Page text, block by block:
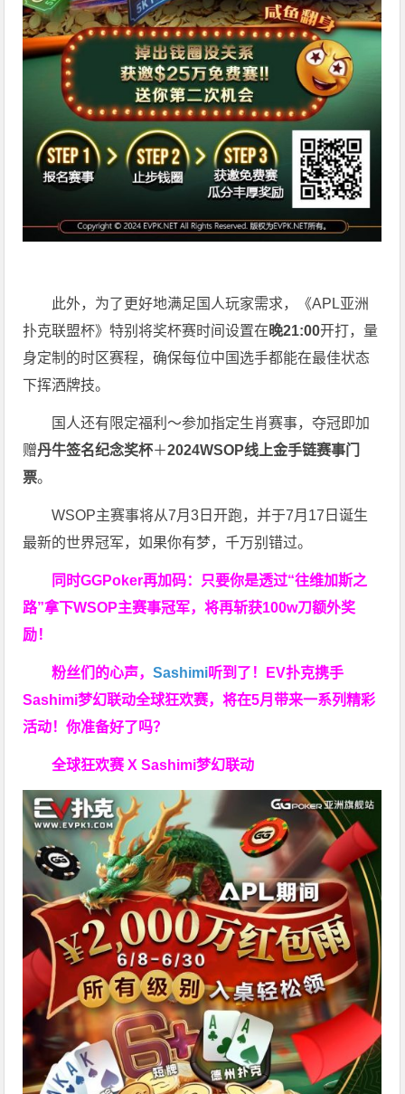
此外，为了更好地满足国人玩家需求，《APL亚洲
扑克联盟杯》特别将奖杯赛时间设置在 晚21:00开打，量
身定制的时区赛程，确保每位中国选手都能在最佳状态
下挥洒牌技。
国人还有限定福利～参加指定生肖赛事，夺冠即加
赠丹牛签名纪念奖杯＋2024WSOP线上金手链赛事门
票。
WSOP主赛事将从7月3日开跑，并于7月17日诞生
最新的世界冠军，如果你有梦，千万别错过。
同时GGPoker再加码：只要你是透过“往维加斯之
路”拿下WSOP主赛事冠军，将再斩获100w刀额外奖
励！
粉丝们的心声，Sashimi听到了！EV扑克携手
Sashimi梦幻联动全球狂欢赛，将在5月带来一系列精彩
活动！你准备好了吗？
全球狂欢赛 X Sashimi梦幻联动